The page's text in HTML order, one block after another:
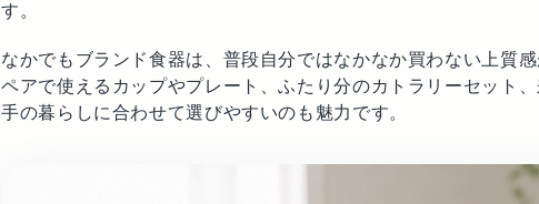
す。
なかでもブランド食器は、普段自分ではなかなか買わない上質
ペアで使えるカップやプレート、ふたり分のカトラリーセット
手の暮らしに合わせて選びやすいのも魅力です。